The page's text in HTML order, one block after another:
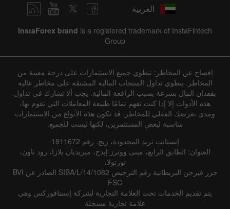
العربية
InstaForex brand is a registered trademark of InstaFintech
Group
إفصاح عن المخاطر: تنطوي جميع الاستثمارات على درجة معينة من
المخاطر. ينطوي تداول المنتجات المالية المشتقة على مخاطر عالية
بفقدان المال بسرعة بسبب الرافعة المالية. يجب ألا تشارك في تداول
هذه الأدوات إلا إذا كنت تفهم تمامًا طبيعة المعاملات التي تقوم بها،
ومدى تعرضك الفعلي للمخاطر. قد تكون هذه الأنواع من الاستثمارات
مناسبة لبعض المستثمرين، لكنها ليست للجميع.
إنستانت تريد المحدودة، ريج. رقم 1811672
العنوان: الطابق الرابع، مبنى ووترز إيدج، ميريديان بلازا، رود تاون،
تورتولا،
جزر فيرجن البريطانية رقم الترخيص SIBA/L/14/1082 الصادر عن BVI
FSC
يتم تقديم الخدمات تحت العلامة التجارية لشركة إنستافوركس وهي
علامة تجارية مسجلة